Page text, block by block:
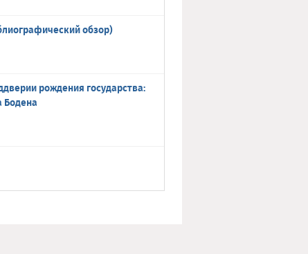
обзор)
рождения государства:
Бодена